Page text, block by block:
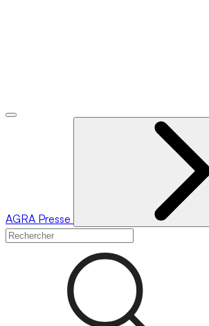
AGRA Presse